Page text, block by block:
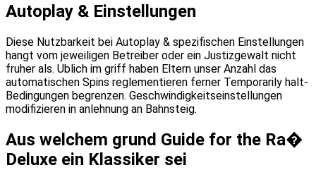
Autoplay & Einstellungen
Diese Nutzbarkeit bei Autoplay & spezifischen Einstellungen
hangt vom jeweiligen Betreiber oder ein Justizgewalt nicht
fruher als. Ublich im griff haben Eltern unser Anzahl das
automatischen Spins reglementieren ferner Temporarily halt-
Bedingungen begrenzen. Geschwindigkeitseinstellungen
modifizieren in anlehnung an Bahnsteig.
Aus welchem grund Guide for the Ra�
Deluxe ein Klassiker sei